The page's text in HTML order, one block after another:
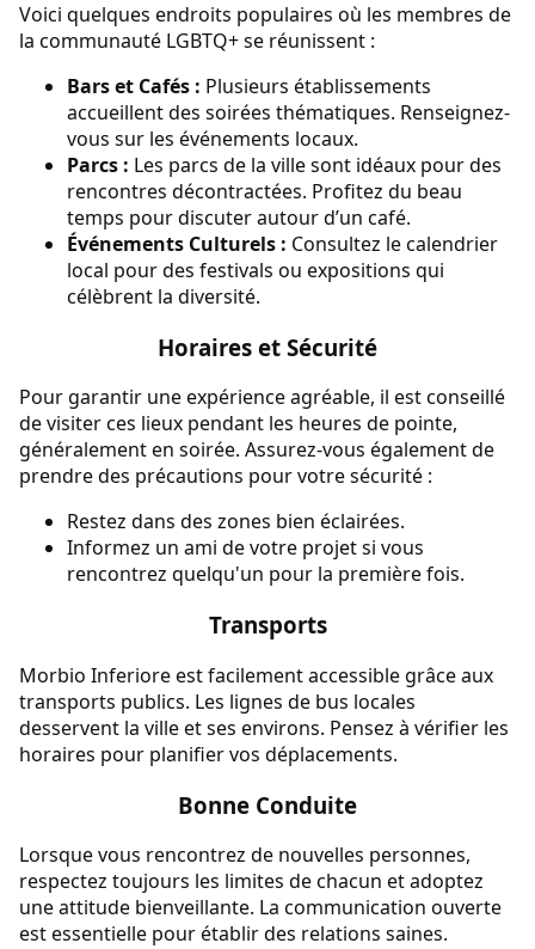
Voici quelques endroits populaires où les membres de
la communauté LGBTQ+ se réunissent :
Bars et Cafés : Plusieurs établissements
accueillent des soirées thématiques. Renseignez-
vous sur les événements locaux.
Parcs : Les parcs de la ville sont idéaux pour des
rencontres décontractées. Profitez du beau
temps pour discuter autour d’un café.
Événements Culturels : Consultez le calendrier
local pour des festivals ou expositions qui
célèbrent la diversité.
Horaires et Sécurité
Pour garantir une expérience agréable, il est conseillé
de visiter ces lieux pendant les heures de pointe,
généralement en soirée. Assurez-vous également de
prendre des précautions pour votre sécurité :
Restez dans des zones bien éclairées.
Informez un ami de votre projet si vous
rencontrez quelqu'un pour la première fois.
Transports
Morbio Inferiore est facilement accessible grâce aux
transports publics. Les lignes de bus locales
desservent la ville et ses environs. Pensez à vérifier les
horaires pour planifier vos déplacements.
Bonne Conduite
Lorsque vous rencontrez de nouvelles personnes,
respectez toujours les limites de chacun et adoptez
une attitude bienveillante. La communication ouverte
est essentielle pour établir des relations saines.